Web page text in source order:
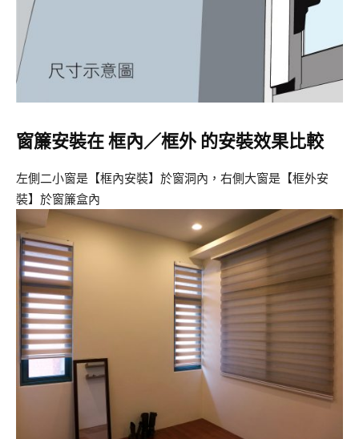
窗簾安裝在 框內／框外 的安裝效果比較
左側二小窗是【框內安裝】於窗洞內，右側大窗是【框外安
裝】於窗簾盒內